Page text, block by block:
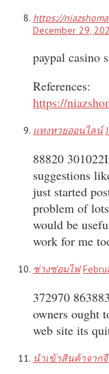
https://
December 29,
paypal casino
References:
https://
แทงหวยออนไลน์
88820
suggestions
just started
problem of
would be
work for me
ช่างซ่อมไฟ
372970
owners ought
web site its
นำเข้าสินค้าจาก